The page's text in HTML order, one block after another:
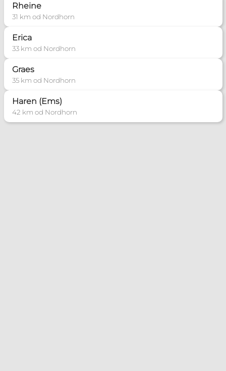
Rheine
31 km od Nordhorn
Erica
33 km od Nordhorn
Graes
35 km od Nordhorn
Haren (Ems)
42 km od Nordhorn